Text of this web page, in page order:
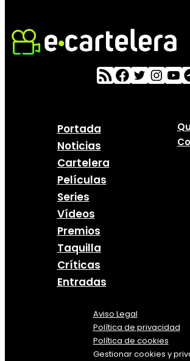
Portada
Noticias
Cartelera
Películas
Series
Vídeos
Premios
Taquilla
Críticas
Entradas
Aviso Legal
Política de privacidad
Política de cookies
Gestionar cookies y